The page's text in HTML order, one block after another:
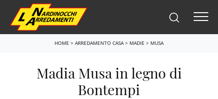
HOME > ARREDAMENTO CASA> MADIE > MUSA
Madia Musa in legno di
Bontempi